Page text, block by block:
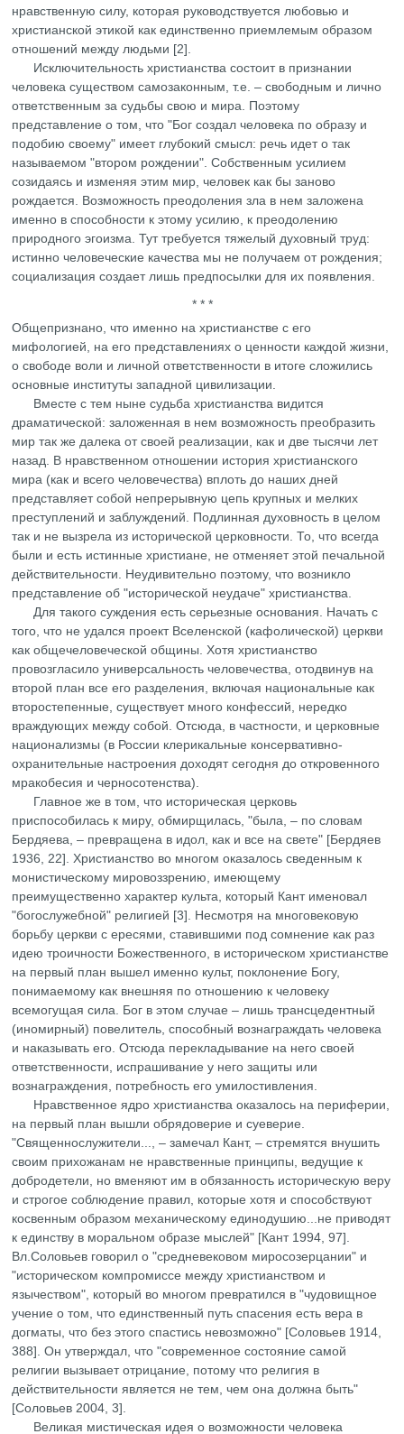
нравственную силу, которая руководствуется любовью и
христианской этикой как единственно приемлемым образом
отношений между людьми [2].
Исключительность христианства состоит в признании
человека существом самозаконным, т.е. – свободным и лично
ответственным за судьбы свою и мира. Поэтому
представление о том, что "Бог создал человека по образу и
подобию своему" имеет глубокий смысл: речь идет о так
называемом "втором рождении". Собственным усилием
созидаясь и изменяя этим мир, человек как бы заново
рождается. Возможность преодоления зла в нем заложена
именно в способности к этому усилию, к преодолению
природного эгоизма. Тут требуется тяжелый духовный труд:
истинно человеческие качества мы не получаем от рождения;
социализация создает лишь предпосылки для их появления.
* * *
Общепризнано, что именно на христианстве с его
мифологией, на его представлениях о ценности каждой жизни,
о свободе воли и личной ответственности в итоге сложились
основные институты западной цивилизации.
Вместе с тем ныне судьба христианства видится
драматической: заложенная в нем возможность преобразить
мир так же далека от своей реализации, как и две тысячи лет
назад. В нравственном отношении история христианского
мира (как и всего человечества) вплоть до наших дней
представляет собой непрерывную цепь крупных и мелких
преступлений и заблуждений. Подлинная духовность в целом
так и не вызрела из исторической церковности. То, что всегда
были и есть истинные христиане, не отменяет этой печальной
действительности. Неудивительно поэтому, что возникло
представление об "исторической неудаче" христианства.
Для такого суждения есть серьезные основания. Начать с
того, что не удался проект Вселенской (кафолической) церкви
как общечеловеческой общины. Хотя христианство
провозгласило универсальность человечества, отодвинув на
второй план все его разделения, включая национальные как
второстепенные, существует много конфессий, нередко
враждующих между собой. Отсюда, в частности, и церковные
национализмы (в России клерикальные консервативно-
охранительные настроения доходят сегодня до откровенного
мракобесия и черносотенства).
Главное же в том, что историческая церковь
приспособилась к миpу, обмирщилась, "была, – по словам
Бердяева, – превращена в идол, как и все на свете" [Бердяев
1936, 22]. Христианство во многом оказалось сведенным к
монистическому мировоззрению, имеющему
преимущественно характер культа, который Кант именовал
"богослужебной" религией [3]. Несмотря на многовековую
борьбу церкви с ересями, ставившими под сомнение как раз
идею троичности Божественного, в историческом христианстве
на первый план вышел именно культ, поклонение Богу,
понимаемому как внешняя по отношению к человеку
всемогущая сила. Бог в этом случае – лишь трансцедентный
(иномирный) повелитель, способный вознаграждать человека
и наказывать его. Отсюда перекладывание на него своей
ответственности, испрашивание у него защиты или
вознаграждения, потребность его умилостивления.
Нравственное ядро христианства оказалось на периферии,
на первый план вышли обрядоверие и суеверие.
"Священнослужители..., – замечал Кант, – стремятся внушить
своим прихожанам не нравственные принципы, ведущие к
добродетели, но вменяют им в обязанность историческую веру
и строгое соблюдение правил, которые хотя и способствуют
косвенным образом механическому единодушию...не приводят
к единству в моральном образе мыслей" [Кант 1994, 97].
Вл.Соловьев говорил о "средневековом миросозерцании" и
"историческом компромиссе между христианством и
язычеством", который во многом превратился в "чудовищное
учение о том, что единственный путь спасения есть вера в
догматы, что без этого спастись невозможно" [Соловьев 1914,
388]. Он утверждал, что "современное состояние самой
религии вызывает отрицание, потому что религия в
действительности является не тем, чем она должна быть"
[Соловьев 2004, 3].
Великая мистическая идея о возможности человека